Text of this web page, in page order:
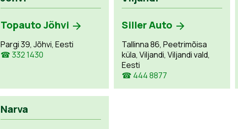
Topauto Jõhvi
Pargi 39, Jõhvi, Eesti
☎ 332 1430
Siller Auto
Tallinna 86, Peetrimõisa
küla, Viljandi, Viljandi vald,
Eesti
☎ 444 8877
Narva